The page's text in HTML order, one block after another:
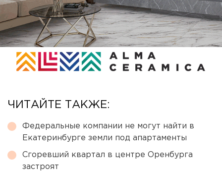
ЧИТАЙТЕ ТАКЖЕ:
Федеральные компании не могут найти в
Екатеринбурге земли под апартаменты
Сгоревший квартал в центре Оренбурга
застроят